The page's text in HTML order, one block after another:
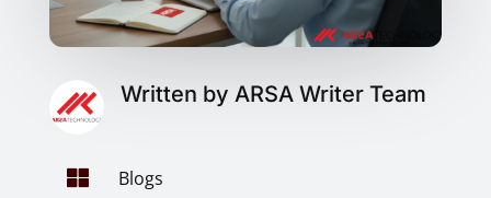
Written by ARSA Writer Team
 Blogs